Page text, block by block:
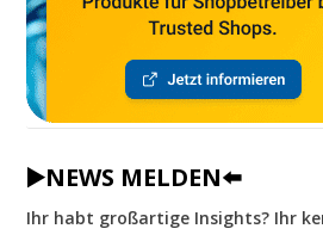
▶️NEWS MELDEN⬅️
Ihr habt großartige Insights? Ihr